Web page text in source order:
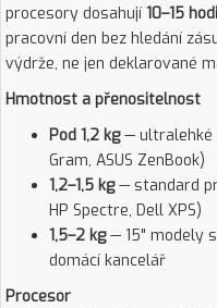
procesory dosahují 10–15
pracovní den bez hledání
výdrže, ne jen deklarované
Hmotnost a přenositelnost
Pod 1,2 kg— ultralehké
Gram, ASUS ZenBook)
1,2–1,5 kg— standard
HP Spectre, Dell XPS)
1,5–2 kg— 15" modely
domácí kancelář
Procesor